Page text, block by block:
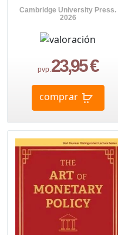
Cambridge University Press.
2026
pvp. 23,95 €
comprar